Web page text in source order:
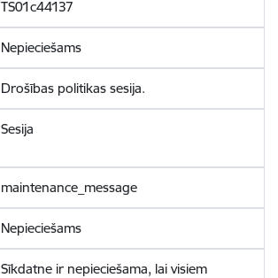
TS01c44137
Nepieciešams
Drošības politikas sesija.
Sesija
maintenance_message
Nepieciešams
Sīkdatne ir nepieciešama, lai visiem